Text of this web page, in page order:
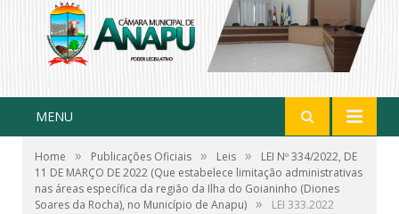
MENU
Home » Publicações Oficiais » Leis »
LEI Nº 334/2022, DE
11 DE MARÇO DE 2022 (Que estabelece limitação administrativas
nas áreas específica da região da Ilha do Goianinho (Diones
Soares da Rocha), no Município de Anapu) » LEI 333.2022